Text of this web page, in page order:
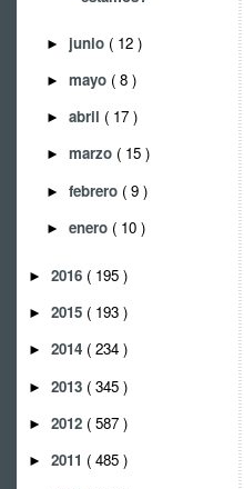
► junio ( 12 )
► mayo ( 8 )
► abril ( 17 )
► marzo ( 15 )
► febrero ( 9 )
► enero ( 10 )
► 2016 ( 195 )
► 2015 ( 193 )
► 2014 ( 234 )
► 2013 ( 345 )
► 2012 ( 587 )
► 2011 ( 485 )